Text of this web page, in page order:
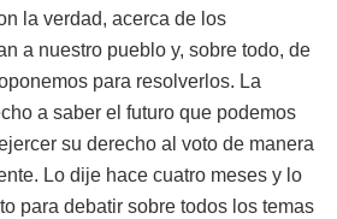
la verdad, acerca de los
a nuestro pueblo y, sobre todo, de
para resolverlos. La
a saber el futuro que podemos
su derecho al voto de manera
Lo dije hace cuatro meses y lo
para debatir sobre todos los temas